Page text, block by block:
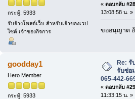
กระทู้: 5933
รับจ้างโพสต์เว็บ สำหรับเจ้าของเวป
ไซต์ เจ้าของกิจการ
« ตอบกลับ
13:08:58 น. »
ขออนุญาต
goodday1
Hero Member
กระทู้: 5933
Re: รั
รับซ่อ
065-442-
« ตอบกลับ
11:33:15 น. »